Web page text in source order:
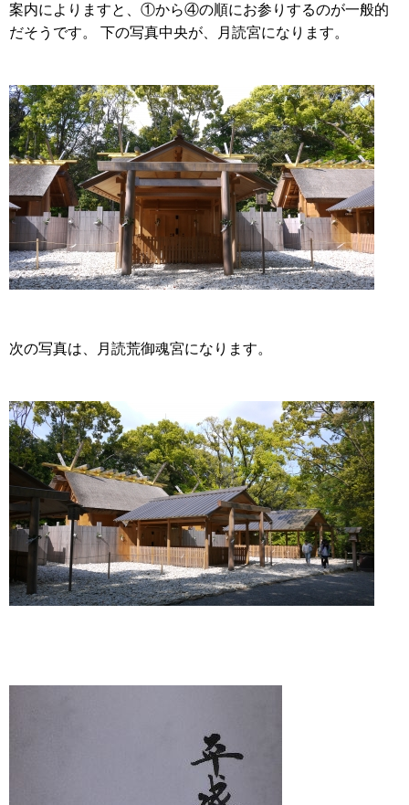
案内によりますと、①から④の順にお参りするのが一般的
だそうです。 下の写真中央が、月読宮になります。
次の写真は、月読荒御魂宮になります。